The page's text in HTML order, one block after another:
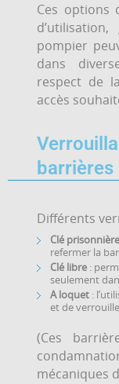
Ces options
pompier
dans
respect de
accès
Différents
Clé prisonnière
refermer la
Clé libre :
seulement
A loquet :
et de
(Ces
mécaniques